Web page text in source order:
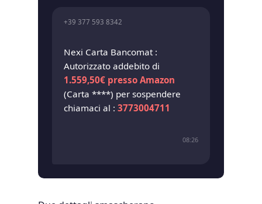
+39 377 593 8342
Nexi Carta Bancomat :
Autorizzato addebito di
1.559,50€ presso Amazon
(Carta ****) per sospendere
chiamaci al : 3773004711
08:26